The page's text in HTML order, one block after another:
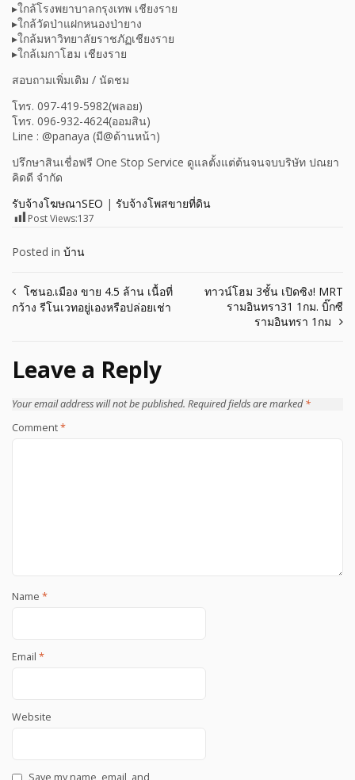
▸ใกล้โรงพยาบาลกรุงเทพ เชียงราย
▸ใกล้วัดป่าแฝกหนองป่ายาง
▸ใกล้มหาวิทยาลัยราชภัฏเชียงราย
▸ใกล้เมกาโฮม เชียงราย
สอบถามเพิ่มเติม / นัดชม
โทร. 097-419-5982(พลอย)
โทร. 096-932-4624(ออมสิน)
Line : @panaya (มี@ด้านหน้า)
ปรึกษาสินเชื่อฟรี One Stop Service ดูแลตั้งแต่ต้นจนจบบริษัท ปณยา
คิดดี จำกัด
รับจ้างโฆษณาSEO | รับจ้างโพสขายที่ดิน
Post Views:137
Posted in บ้าน
Post
navigation
โซนอ.เมือง ขาย 4.5 ล้าน เนื้อที่
กว้าง รีโนเวทอยู่เองหรือปล่อยเช่า
ทาวน์โฮม 3ชั้น เปิดซิง! MRT
รามอินทรา31 1กม. บิ๊กซี
รามอินทรา 1กม
Leave a Reply
Your email address will not be published. Required fields are marked*
Comment*
Name *
Email *
Website
Save my name, email, and